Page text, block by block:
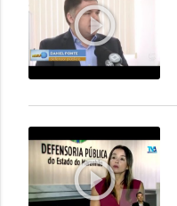
play_circle_outline
play_circle_outline